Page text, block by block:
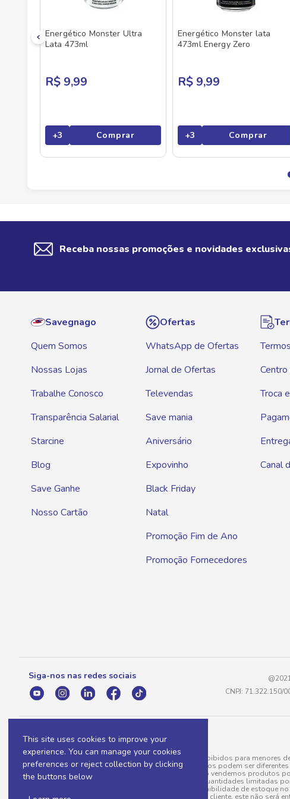
This site uses cookies to improve your
experience. You can manage your cookies
preferences or reject collection by clicking
the buttons below
Energético Monster Ultra
Lata 473ml
R$ 9,99
+3 Comprar
Energético Monster lata
473ml Energy Zero
R$ 9,99
+3 Comprar
Receba nossas promoções e novidades
Savegnago
Quem Somos
Nossas Lojas
Trabalhe Conosco
Transparência Salarial
Starcine
Blog
Save Ganhe
Nosso Cartão
Ofertas
WhatsApp de Ofertas
Jornal de Ofertas
Televendas
Save mania
Aniversário
Expovinho
Black Friday
Natal
Promoção Fim de Ano
Promoção Fornecedores
Troca
Canal
Siga-nos nas redes sociais
CNPJ: 71.322.150/
A venda e o consumo de bebidas alcoólicas são proibidos para menores
válidas para a loja eletrônica, sendo que seus preços podem ser
para menos, por conta de produtos variáveis; e não vendemos produtos
do pedido. Produtos em promoção possuem quantidades limitadas por
20/03/97). A venda está diretamente ligada à disponibilidade de
Caso algum produto venha a faltar no pedido do cliente, este não será